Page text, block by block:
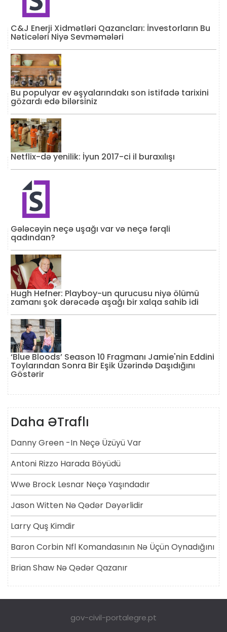
C&J Enerji Xidmətləri Qazancları: İnvestorların Bu
Nəticələri Niyə Sevməmələri
Bu populyar ev əşyalarındakı son istifadə tarixini
gözardı edə bilərsiniz
Netflix-də yenilik: İyun 2017-ci il buraxılışı
Gələcəyin neçə uşağı var və neçə fərqli
qadından?
Hugh Hefner: Playboy-un qurucusu niyə ölümü
zamanı şok dərəcədə aşağı bir xalqa sahib idi
‘Blue Bloods’ Season 10 Fragmanı Jamie'nin Eddini
Toylarından Sonra Bir Eşik Üzərində Daşıdığını
Göstərir
Daha ƏTraflı
Danny Green -in Neçə Üzüyü Var
Antoni Rizzo Harada Böyüdü
Wwe Brock Lesnar Neçə Yaşındadır
Jason Witten Nə Qədər Dəyərlidir
Larry Quş Kimdir
Baron Corbin Nfl Komandasının Nə Üçün Oynadığını
Brian Shaw Nə Qədər Qazanır
gov-civil-portalegre.pt